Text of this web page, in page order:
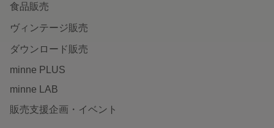
食品販売
ヴィンテージ販売
ダウンロード販売
minne PLUS
minne LAB
販売支援企画・イベント